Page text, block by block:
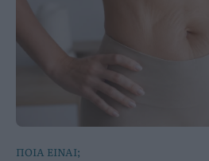
ΠΟΙΑ ΕΙΝΑΙ;